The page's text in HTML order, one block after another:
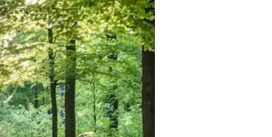
appuyant et en faisant glisser.